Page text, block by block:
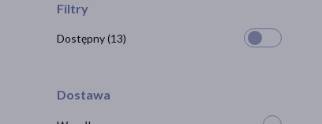
Filtry
Dostępny(13)
Dostawa